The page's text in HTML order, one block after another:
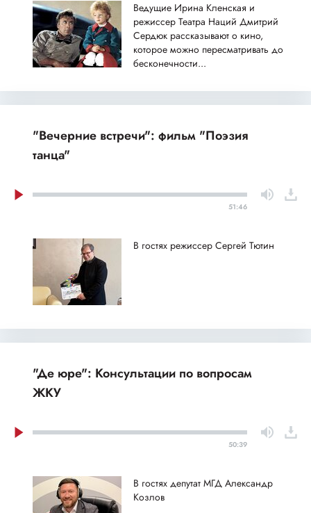
Ведущие Ирина Кленская и
режиссер Театра Наций Дмитрий
Сердюк рассказывают о кино,
которое можно пересматривать до
бесконечности...
"Вечерние встречи": фильм "Поэзия
танца"
51:46
В гостях режиссер Сергей Тютин
"Де юре": Консультации по вопросам
ЖКУ
50:39
В гостях депутат МГД Александр
Козлов